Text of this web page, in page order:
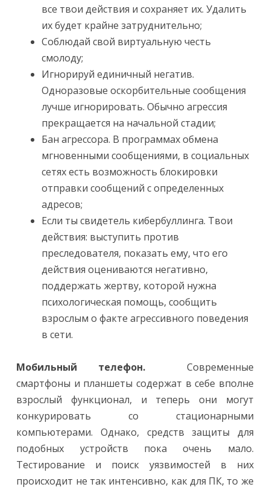
все твои действия и сохраняет их. Удалить
их будет крайне затруднительно;
Соблюдай свой виртуальную честь
смолоду;
Игнорируй единичный негатив.
Одноразовые оскорбительные сообщения
лучше игнорировать. Обычно агрессия
прекращается на начальной стадии;
Бан агрессора. В программах обмена
мгновенными сообщениями, в социальных
сетях есть возможность блокировки
отправки сообщений с определенных
адресов;
Если ты свидетель кибербуллинга. Твои
действия: выступить против
преследователя, показать ему, что его
действия оцениваются негативно,
поддержать жертву, которой нужна
психологическая помощь, сообщить
взрослым о факте агрессивного поведения
в сети.
Мобильный телефон.
Современные
смартфоны и планшеты содержат в себе вполне
взрослый функционал, и теперь они могут
конкурировать со стационарными
компьютерами. Однако, средств защиты для
подобных устройств пока очень мало.
Тестирование и поиск уязвимостей в них
происходит не так интенсивно, как для ПК, то же